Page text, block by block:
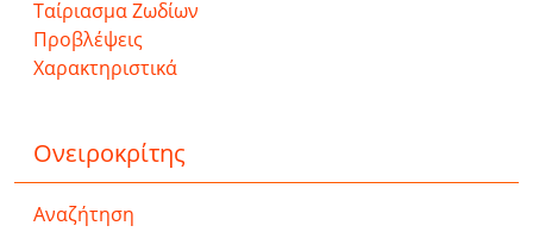
Ταίριασμα Ζωδίων
Προβλέψεις
Χαρακτηριστικά
Ονειροκρίτης
Αναζήτηση